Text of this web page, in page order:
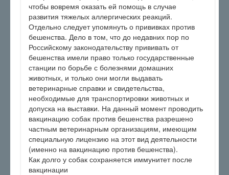
чтобы вовремя оказать ей помощь в случае
развития тяжелых аллергических реакций.
Отдельно следует упомянуть о прививках против
бешенства. Дело в том, что до недавних пор по
Российскому законодательству прививать от
бешенства имели право только государственные
станции по борьбе с болезнями домашних
животных, и только они могли выдавать
ветеринарные справки и свидетельства,
необходимые для транспортировки животных и
допуска на выставки. На данный момент проводить
вакцинацию собак против бешенства разрешено
частным ветеринарным организациям, имеющим
специальную лицензию на этот вид деятельности
(именно на вакцинацию против бешенства).
Как долго у собак сохраняется иммунитет после
вакцинации